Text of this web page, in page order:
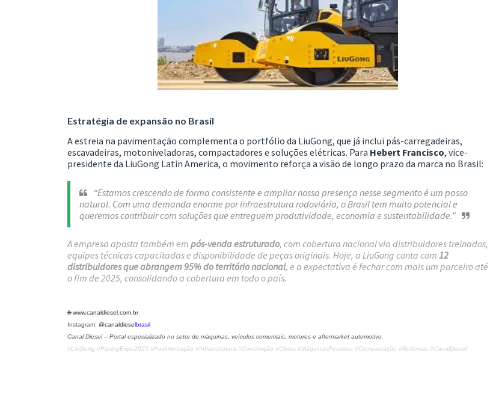
Estratégia de expansão no Brasil
A estreia na pavimentação complementa o portfólio da LiuGong, que já inclui pás-carregadeiras,
escavadeiras, motoniveladoras, compactadores e soluções elétricas. Para Hebert Francisco, vice-
presidente da LiuGong Latin America, o movimento reforça a visão de longo prazo da marca no Brasil:
“Estamos crescendo de forma consistente e ampliar nossa presença nesse segmento é um passo
natural. Com uma demanda enorme por infraestrutura rodoviária, o Brasil tem muito potencial e
queremos contribuir com soluções que entreguem produtividade, economia e sustentabilidade.”
A empresa aposta também em pós-venda estruturado, com cobertura nacional via distribuidores treinados,
equipes técnicas capacitadas e disponibilidade de peças originais. Hoje, a LiuGong conta com 12
distribuidores que abrangem 95% do território nacional, e a expectativa é fechar com mais um parceiro até
o fim de 2025, consolidando a cobertura em todo o país.
🌐www.canaldiesel.com.br
Instagram: @canaldieselbrasil
Canal Diesel – Portal especializado no setor de máquinas, veículos comerciais, motores e aftermarket automotivo.
#LiuGong #PavingExpo2025 #Pavimentação #Infraestrutura #Construção #Obras #MáquinasPesadas #Compactação #Rodovias #CanalDiesel